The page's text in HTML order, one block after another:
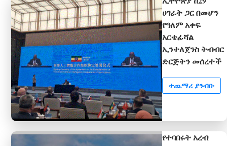
ሀገራት ጋር በመሆን
የዓለም አቀፍ
አርቴፊሻል
ኢንተለጀንስ ትብብር
ድርጅትን መሰረተች
ተጨማሪ ያንብቡ
የተባበሩት አረብ